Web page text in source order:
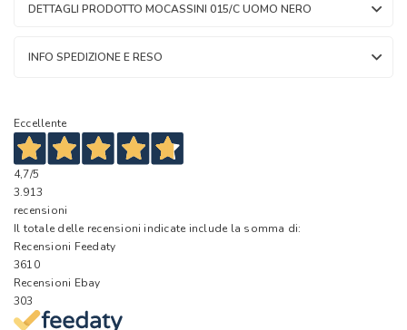
DETTAGLI PRODOTTO MOCASSINI 015/C UOMO NERO
INFO SPEDIZIONE E RESO
Eccellente
4,7/5
3.913
recensioni
Il totale delle recensioni indicate include la somma di:
Recensioni Feedaty
3610
Recensioni Ebay
303